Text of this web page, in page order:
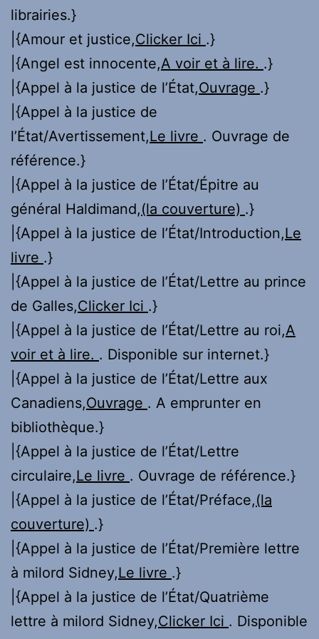
librairies.}
|{Amour et justice,Clicker Ici .}
|{Angel est innocente,A voir et à lire. .}
|{Appel à la justice de l’État,Ouvrage .}
|{Appel à la justice de
l’État/Avertissement,Le livre . Ouvrage de
référence.}
|{Appel à la justice de l’État/Épitre au
général Haldimand,(la couverture) .}
|{Appel à la justice de l’État/Introduction,Le
livre .}
|{Appel à la justice de l’État/Lettre au prince
de Galles,Clicker Ici .}
|{Appel à la justice de l’État/Lettre au roi,A
voir et à lire. . Disponible sur internet.}
|{Appel à la justice de l’État/Lettre aux
Canadiens,Ouvrage . A emprunter en
bibliothèque.}
|{Appel à la justice de l’État/Lettre
circulaire,Le livre . Ouvrage de référence.}
|{Appel à la justice de l’État/Préface,(la
couverture) .}
|{Appel à la justice de l’État/Première lettre
à milord Sidney,Le livre .}
|{Appel à la justice de l’État/Quatrième
lettre à milord Sidney,Clicker Ici . Disponible